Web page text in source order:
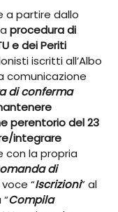
a partire dallo
procedura di
e dei Periti
iscritti all’Albo
comunicazione
di conferma
perentorio del 23
integrare
con la propria
di
“Iscrizioni” al
Compila